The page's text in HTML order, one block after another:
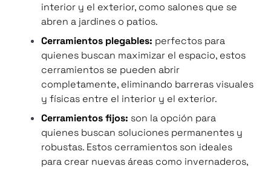
interior y el exterior, como salones que se
abren a jardines o patios.
Cerramientos plegables: perfectos para
quienes buscan maximizar el espacio, estos
cerramientos se pueden abrir
completamente, eliminando barreras visuales
y físicas entre el interior y el exterior.
Cerramientos fijos: son la opción para
quienes buscan soluciones permanentes y
robustas. Estos cerramientos son ideales
para crear nuevas áreas como invernaderos,